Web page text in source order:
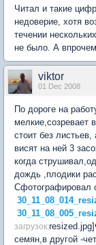
Читал и такие
недоверие, хотя
течении
не было. А
viktor
01 Dec 2008
По дороге на
мелкие,созревает
стоит без
висят на ней 3
когда
дождь ,плодики
Сфотографировал
загрузок:
семян,в другой -